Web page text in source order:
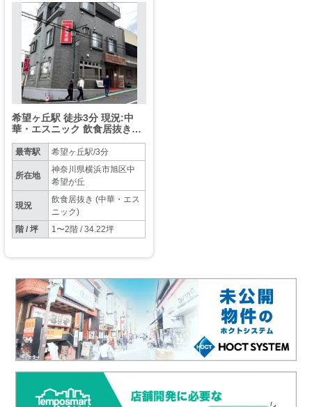
希望ヶ丘駅 徒歩3分 現況:中
華・エスニック 飲食居抜き物
最寄駅 希望ヶ丘駅/3分
所在地
神奈川県横浜市旭区中
希望が丘
現況
飲食居抜き (中華・エス
ニック)
階 / 坪
1〜2階 / 34.22坪